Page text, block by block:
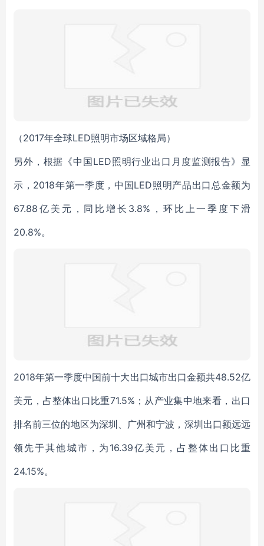
（2017年全球LED照明市场区域格局）
另外，根据《中国LED照明行业出口月度监测报告》显
示，2018年第一季度，中国LED照明产品出口总金额为
67.88亿美元，同比增长3.8%，环比上一季度下滑
20.8%。
2018年第一季度中国前十大出口城市出口金额共48.52亿
美元，占整体出口比重71.5%；从产业集中地来看，出口
排名前三位的地区为深圳、广州和宁波，深圳出口额远远
领先于其他城市，为16.39亿美元，占整体出口比重
24.15%。